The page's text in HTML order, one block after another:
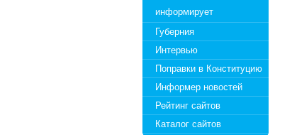
информирует
Губерния
Интервью
Поправки в Конституцию
Информер новостей
Рейтинг сайтов
Каталог сайтов